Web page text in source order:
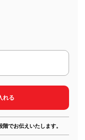
でお伝えいたします。